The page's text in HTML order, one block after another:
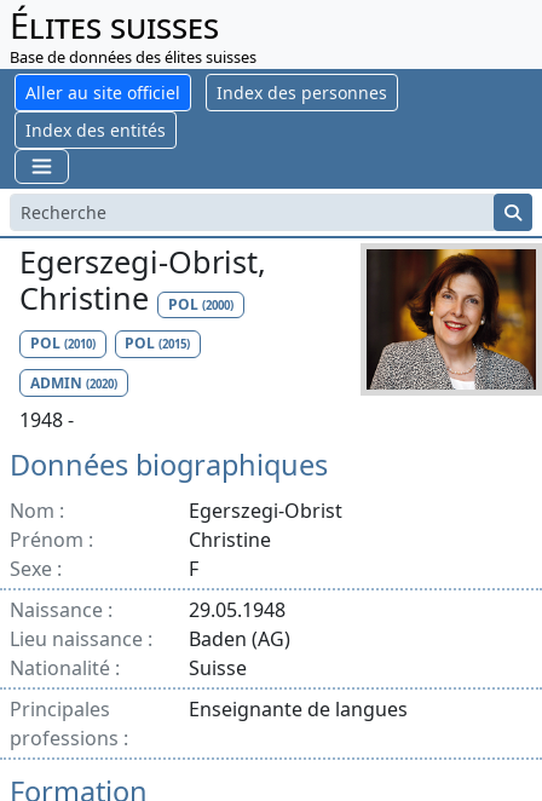
Élites suisses
Base de données des élites suisses
Aller au site officiel
Index des personnes
Index des entités
Egerszegi-Obrist,
Christine
POL (2000)
POL (2010) POL(2015)
ADMIN (2020)
1948 -
Données biographiques
Nom :
Egerszegi-Obrist
Prénom :
Christine
Sexe :
F
Naissance :
29.05.1948
Lieu naissance :
Baden (AG)
Nationalité :
Suisse
Principales
professions :
Enseignante de langues
Formation